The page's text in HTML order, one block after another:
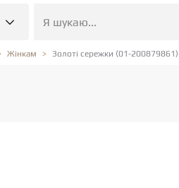
Жінкам Золоті сережки (01-200879861)